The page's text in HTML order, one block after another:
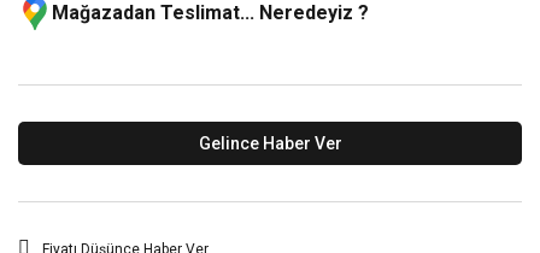
Mağazadan Teslimat... Neredeyiz ?
Gelince Haber Ver
Fiyatı Düşünce Haber Ver